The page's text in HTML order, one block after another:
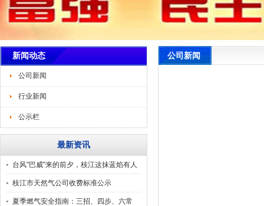
新闻动态
公司新闻
行业新闻
公示栏
最新资讯
台风"巴威"来的前夕，枝江这抹蓝焰有人
守
枝江市天然气公司收费标准公示
夏季燃气安全指南：三招、四步、六常
公司新闻